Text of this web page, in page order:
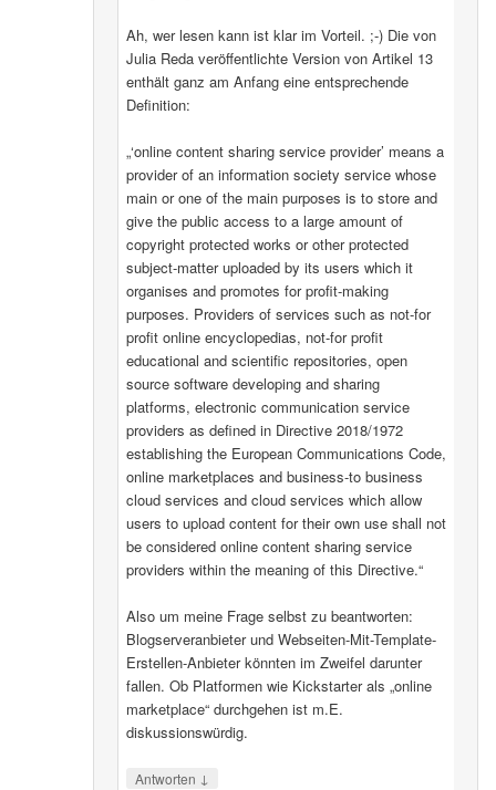
Ah, wer lesen kann ist klar im Vorteil. ;-) Die von
Julia Reda veröffentlichte Version von Artikel 13
enthält ganz am Anfang eine entsprechende
Definition:
„‘online content sharing service provider’ means a
provider of an information society service whose
main or one of the main purposes is to store and
give the public access to a large amount of
copyright protected works or other protected
subject-matter uploaded by its users which it
organises and promotes for profit-making
purposes. Providers of services such as not-for
profit online encyclopedias, not-for profit
educational and scientific repositories, open
source software developing and sharing
platforms, electronic communication service
providers as defined in Directive 2018/1972
establishing the European Communications Code,
online marketplaces and business-to business
cloud services and cloud services which allow
users to upload content for their own use shall not
be considered online content sharing service
providers within the meaning of this Directive.“
Also um meine Frage selbst zu beantworten:
Blogserveranbieter und Webseiten-Mit-Template-
Erstellen-Anbieter könnten im Zweifel darunter
fallen. Ob Platformen wie Kickstarter als „online
marketplace“ durchgehen ist m.E.
diskussionswürdig.
Antworten ↓